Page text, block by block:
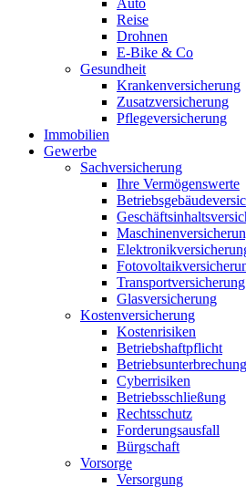
Auto
Reise
Drohnen
E-Bike & Co
Gesundheit
Krankenversicherung
Zusatzversicherung
Pflegeversicherung
Immobilien
Gewerbe
Sachversicherung
Ihre Vermögenswerte
Transportversicherung
Glasversicherung
Kostenversicherung
Kostenrisiken
Betriebshaftpflicht
Betriebsunterbrechung
Cyberrisiken
Betriebsschließung
Rechtsschutz
Forderungsausfall
Bürgschaft
Vorsorge
Versorgung